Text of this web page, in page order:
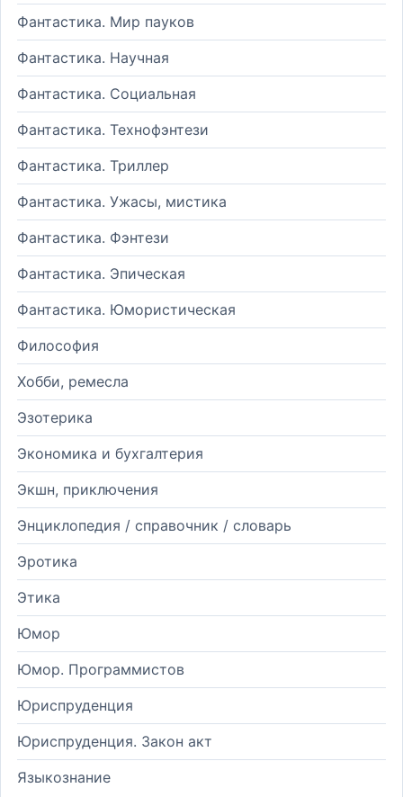
Фантастика. Мир пауков
Фантастика. Научная
Фантастика. Социальная
Фантастика. Технофэнтези
Фантастика. Триллер
Фантастика. Ужасы, мистика
Фантастика. Фэнтези
Фантастика. Эпическая
Фантастика. Юмористическая
Философия
Хобби, ремесла
Эзотерика
Экономика и бухгалтерия
Экшн, приключения
Энциклопедия / справочник / словарь
Эротика
Этика
Юмор
Юмор. Программистов
Юриспруденция
Юриспруденция. Закон акт
Языкознание